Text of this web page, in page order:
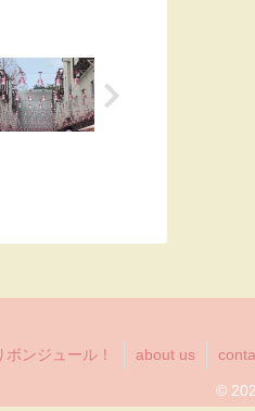
ンジュール！ about us
©